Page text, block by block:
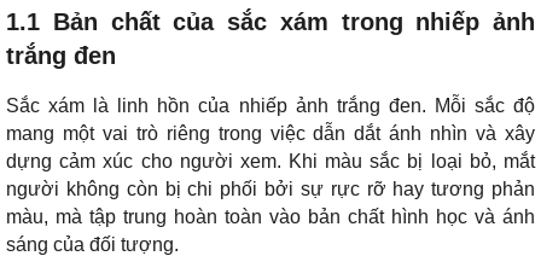
1.1 Bản chất của sắc xám trong nhiếp ảnh
trắng đen
Sắc xám là linh hồn của nhiếp ảnh trắng đen. Mỗi sắc độ
mang một vai trò riêng trong việc dẫn dắt ánh nhìn và xây
dựng cảm xúc cho người xem. Khi màu sắc bị loại bỏ, mắt
người không còn bị chi phối bởi sự rực rỡ hay tương phản
màu, mà tập trung hoàn toàn vào bản chất hình học và ánh
sáng của đối tượng.